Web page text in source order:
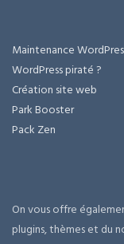
Maintenance
WordPress piraté ?
Création site web
Park Booster
Pack Zen
On vous offre
plugins, thèmes et du